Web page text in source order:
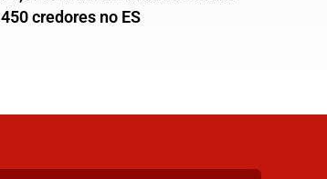
450 credores no ES